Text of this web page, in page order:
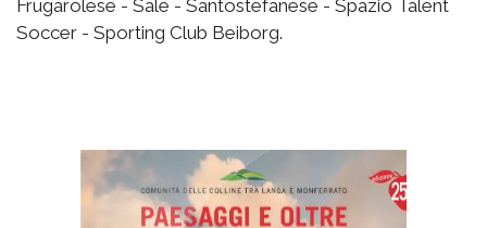
Frugarolese - Sale - Santostefanese - Spazio Talent
Soccer - Sporting Club Beiborg.